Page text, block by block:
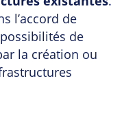
l’accord de
de
la création ou